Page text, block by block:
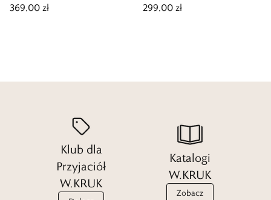
369,00 zł 299,00 zł
Klub dla
Przyjaciół
W.KRUK
Katalogi
W.KRUK
Zobacz